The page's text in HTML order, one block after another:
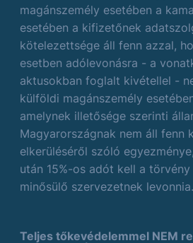
magánszemély esetében a
esetében a kifizetőnek
kötelezettsége áll fenn azzal,
esetben adólevonásra - a
aktusokban foglalt kivétellel -
külföldi magánszemély
amelynek illetősége szerinti
Magyarországnak nem áll fenn
elkerüléséről szóló
után 15%-os adót kell a
minősülő szervezetnek levonnia.
Teljes tőkevédelemmel NEM